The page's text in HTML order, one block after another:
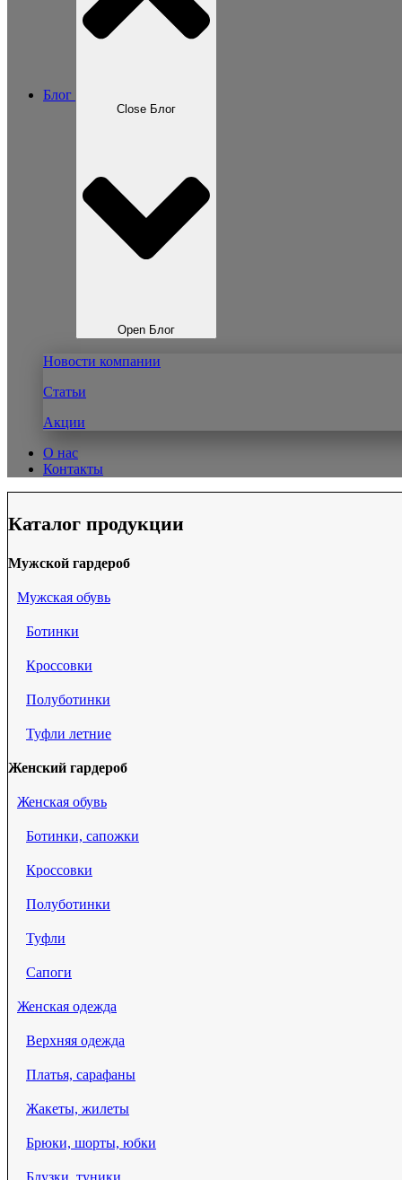
Блог
Close Блог
Open Блог
Новости компании
Статьи
Акции
О нас
Контакты
Каталог продукции
Мужской гардероб
Мужская обувь
Ботинки
Кроссовки
Полуботинки
Туфли летние
Женский гардероб
Женская обувь
Ботинки, сапожки
Кроссовки
Полуботинки
Туфли
Сапоги
Женская одежда
Верхняя одежда
Платья, сарафаны
Жакеты, жилеты
Брюки, шорты, юбки
Блузки, туники